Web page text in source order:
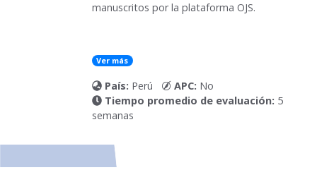
manuscritos por la plataforma OJS.
Ver más
País: Perú APC: No
Tiempo promedio de evaluación: 5
semanas